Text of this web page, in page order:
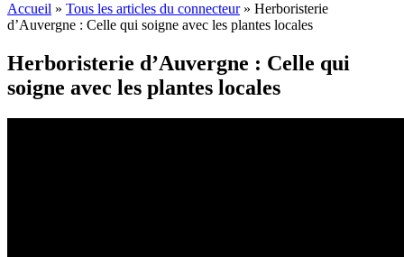
Accueil » Tous les articles du connecteur» Herboristerie
d’Auvergne : Celle qui soigne avec les plantes locales
Herboristerie d’Auvergne : Celle qui
soigne avec les plantes locales